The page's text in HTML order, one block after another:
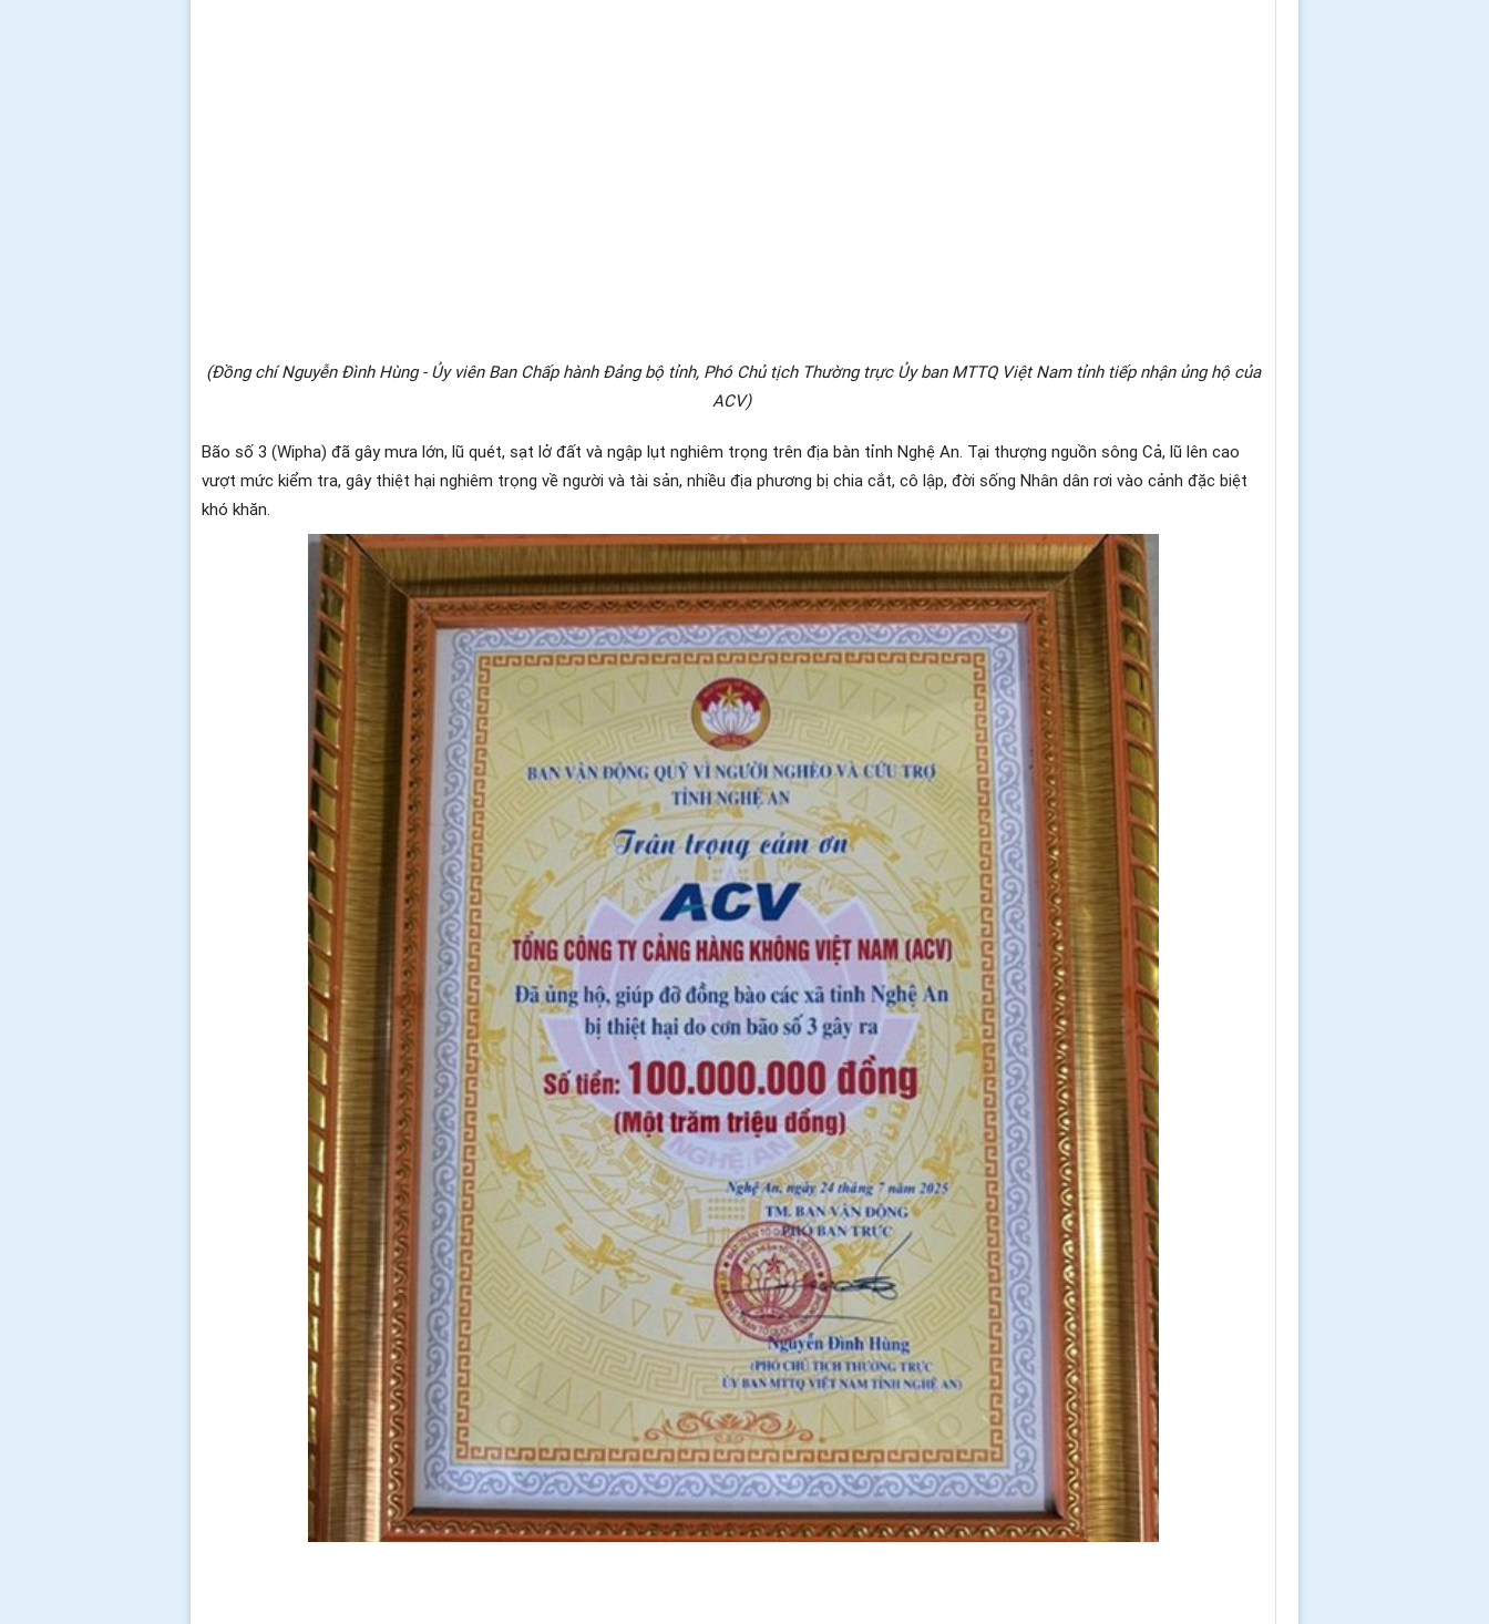
(Đồng chí Nguyễn Đình Hùng - Ủy viên Ban Chấp hành Đảng bộ tỉnh, Phó Chủ tịch Thường trực Ủy ban MTTQ Việt Nam tỉnh tiếp nhận ủng hộ của
ACV)
Bão số 3 (Wipha) đã gây mưa lớn, lũ quét, sạt lở đất và ngập lụt nghiêm trọng trên địa bàn tỉnh Nghệ An. Tại thượng nguồn sông Cả, lũ lên cao
vượt mức kiểm tra, gây thiệt hại nghiêm trọng về người và tài sản, nhiều địa phương bị chia cắt, cô lập, đời sống Nhân dân rơi vào cảnh đặc biệt
khó khăn.